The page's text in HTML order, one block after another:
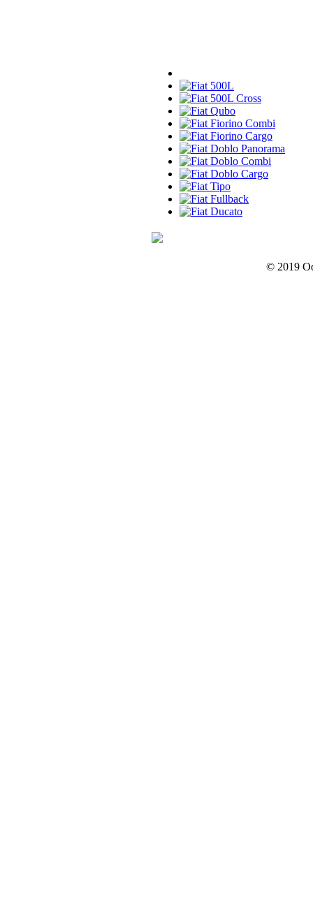
© 2019